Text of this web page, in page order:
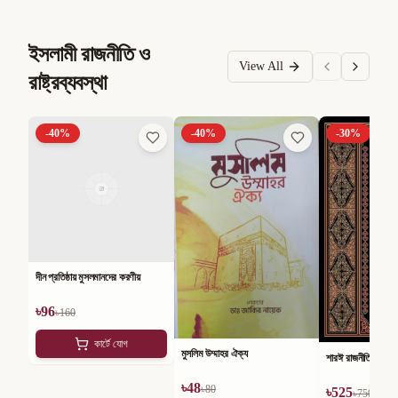
ইসলামী রাজনীতি ও
রাষ্ট্রব্যবস্থা
View All
-40%
দীন প্রতিষ্ঠায় মুসলমানদের করণীয়
৳96৳160
কার্টে যোগ
-40%
মুসলিম উম্মাহর ঐক্য
৳48৳80
-30%
শারঈ রাজনীতি
৳525৳750